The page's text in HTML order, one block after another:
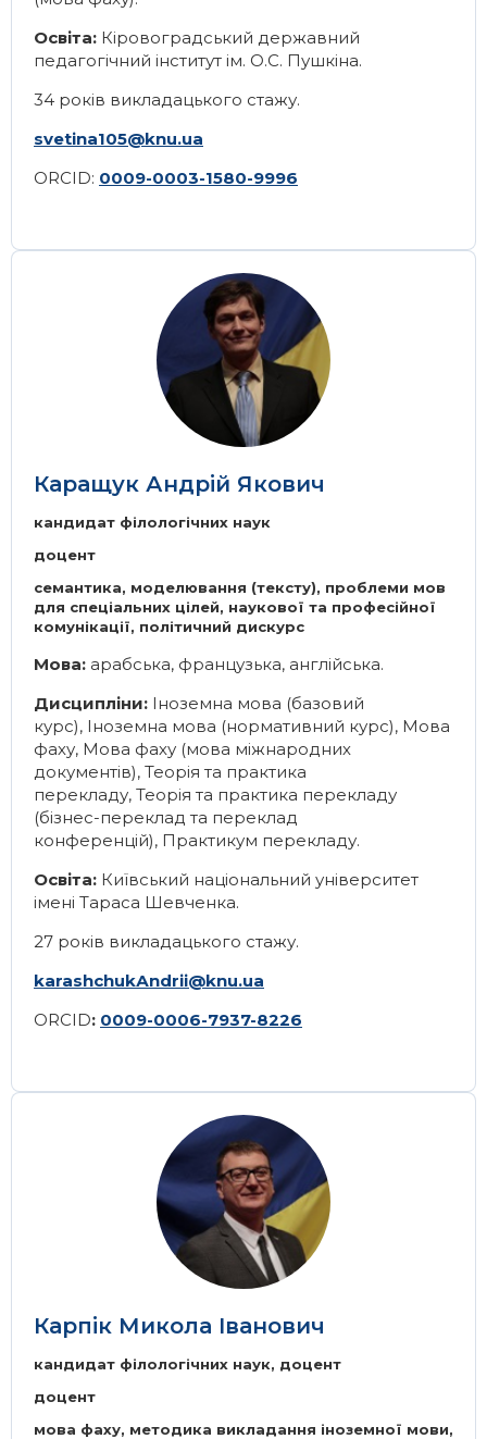
Освіта: Кіровоградський державний
педагогічний інститут ім. О.С. Пушкіна.
34 років викладацького стажу.
svetina105@knu.ua
ORCID: 0009-0003-1580-9996
Image
Каращук Андрій Якович
кандидат філологічних наук
доцент
семантика, моделювання (тексту), проблеми мов
для спеціальних цілей, наукової та професійної
комунікації, політичний дискурс
Мова: арабська, французька, англійська.
Дисципліни: Іноземна мова (базовий
курс), Іноземна мова (нормативний курс), Мова
фаху, Мова фаху (мова міжнародних
документів), Теорія та практика
перекладу, Теорія та практика перекладу
(бізнес-переклад та переклад
конференцій), Практикум перекладу.
Освіта: Київський національний університет
імені Тараса Шевченка.
27 років викладацького стажу.
karashchukАndrii@knu.ua
ORCID: 0009-0006-7937-8226
Image
Карпік Микола Іванович
кандидат філологічних наук, доцент
доцент
мова фаху, методика викладання іноземної мови,